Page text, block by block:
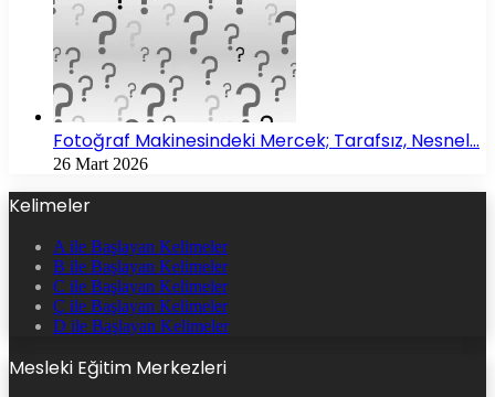
Fotoğraf Makinesindeki Mercek; Tarafsız, Nesnel…
26 Mart 2026
Kelimeler
A ile Başlayan Kelimeler
B ile Başlayan Kelimeler
C ile Başlayan Kelimeler
Ç ile Başlayan Kelimeler
D ile Başlayan Kelimeler
Mesleki Eğitim Merkezleri